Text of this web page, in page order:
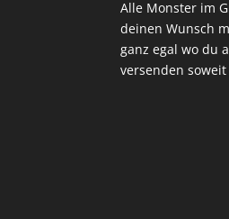
Alle Monster im
deinen Wunsch
ganz egal wo du
versenden